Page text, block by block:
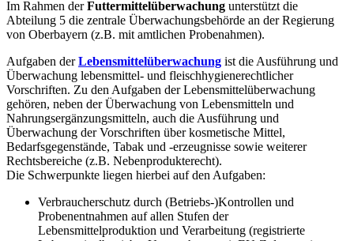
Im Rahmen derFuttermittelüberwachung unterstützt die
Abteilung 5 die zentrale Überwachungsbehörde an der Regierung
von Oberbayern (z.B. mit amtlichen Probenahmen).
Aufgaben derLebensmittelüberwachung ist die Ausführung und
Überwachung lebensmittel- und fleischhygienerechtlicher
Vorschriften. Zu den Aufgaben der Lebensmittelüberwachung
gehören, neben der Überwachung von Lebensmitteln und
Nahrungsergänzungsmitteln, auch die Ausführung und
Überwachung der Vorschriften über kosmetische Mittel,
Bedarfsgegenstände, Tabak und -erzeugnisse sowie weiterer
Rechtsbereiche (z.B. Nebenprodukterecht).
Die Schwerpunkte liegen hierbei auf den Aufgaben:
Verbraucherschutz durch (Betriebs-)Kontrollen und
Probenentnahmen auf allen Stufen der
Lebensmittelproduktion und Verarbeitung (registrierte